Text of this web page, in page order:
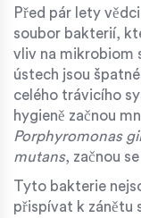
Před pár lety
soubor bakterií,
vliv na mikrobiom
ústech jsou
celého trávicího
hygieně začnou
Porphyromonas
mutans, začnou
Tyto bakterie
přispívat k zánětu